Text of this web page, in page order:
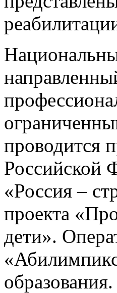
проводится
Российской
«Россия –
проекта
дети».
образования.